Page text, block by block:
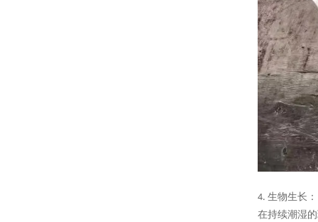
4. 生物生长：
在持续潮湿